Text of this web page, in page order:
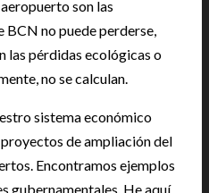
son las
BCN no puede perderse,
las pérdidas ecológicas o
no se calculan.
sistema económico
de ampliación del
Encontramos ejemplos
gubernamentales. He aquí